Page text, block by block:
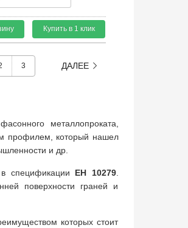
Купить в 1 клик
3 ДАЛЕЕ
металлопроката,
профилем, который нашел
и др.
спецификации ЕН 10279.
поверхности граней и
которых стоит